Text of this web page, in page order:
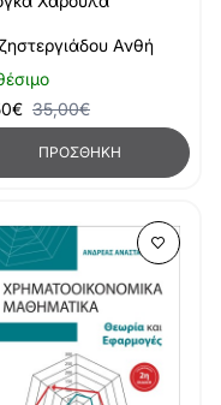
Ανθή
35,00€
ΠΡΟΣΘΉΚΗ